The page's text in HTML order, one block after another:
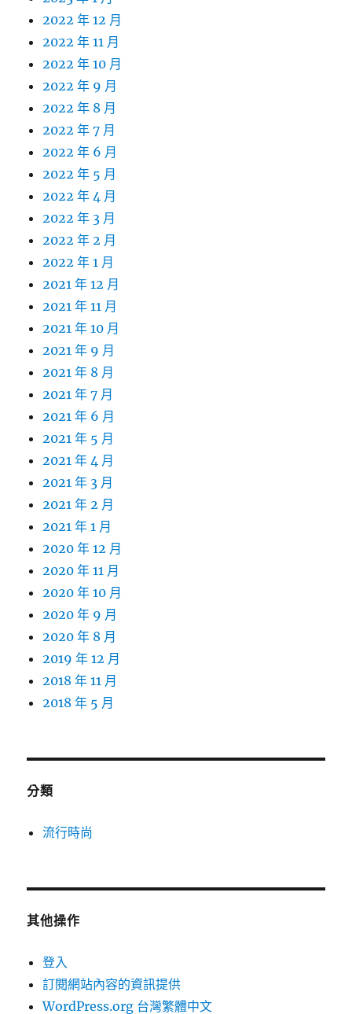
2022 年 12 月
2022 年 11 月
2022 年 10 月
2022 年 9 月
2022 年 8 月
2022 年 7 月
2022 年 6 月
2022 年 5 月
2022 年 4 月
2022 年 3 月
2022 年 2 月
2022 年 1 月
2021 年 12 月
2021 年 11 月
2021 年 10 月
2021 年 9 月
2021 年 8 月
2021 年 7 月
2021 年 6 月
2021 年 5 月
2021 年 4 月
2021 年 3 月
2021 年 2 月
2021 年 1 月
2020 年 12 月
2020 年 11 月
2020 年 10 月
2020 年 9 月
2020 年 8 月
2019 年 12 月
2018 年 11 月
2018 年 5 月
分類
流行時尚
其他操作
登入
訂閱網站內容的資訊提供
WordPress.org 台灣繁體中文